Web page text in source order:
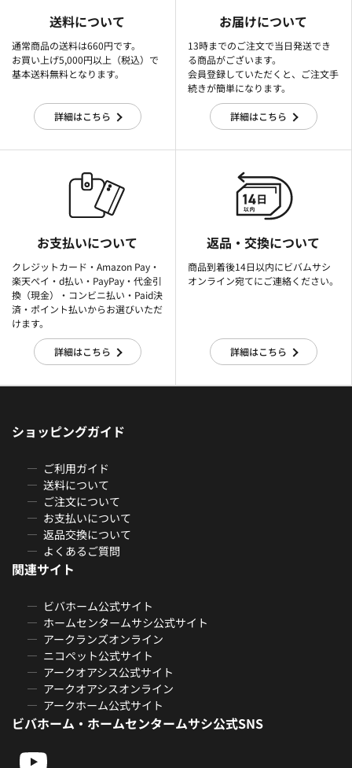
送料について
通常商品の送料は660円です。
お買い上げ5,000円以上（税込）で
基本送料無料となります。
詳細はこちら
お届けについて
13時までのご注文で当日発送でき
る商品がございます。
会員登録していただくと、ご注文手
続きが簡単になります。
詳細はこちら
お支払いについて
クレジットカード・Amazon Pay・
楽天ぺイ・d払い・PayPay・代金引
換（現金）・コンビニ払い・Paid決
済・ポイント払いからお選びいただ
けます。
詳細はこちら
返品・交換について
商品到着後14日以内にビバムサシ
オンライン宛てにご連絡ください。
詳細はこちら
ショッピングガイド
ご利用ガイド
送料について
ご注文について
お支払いについて
返品交換について
よくあるご質問
関連サイト
ビバホーム公式サイト
ホームセンタームサシ公式サイト
アークランズオンライン
ニコペット公式サイト
アークオアシス公式サイト
アークオアシスオンライン
アークホーム公式サイト
ビバホーム・ホームセンタームサシ公式SNS